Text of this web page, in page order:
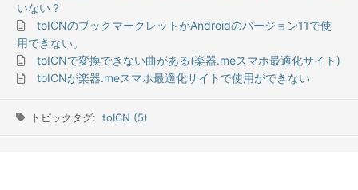
いない？
toICNのブックマークレットがAndroidのバージョン11で使
用できない。
toICNで変換できない曲がある(楽器.meスマホ最適化サイト)
toICNが楽器.meスマホ最適化サイトで使用ができない
トピックタグ: toICN (5)